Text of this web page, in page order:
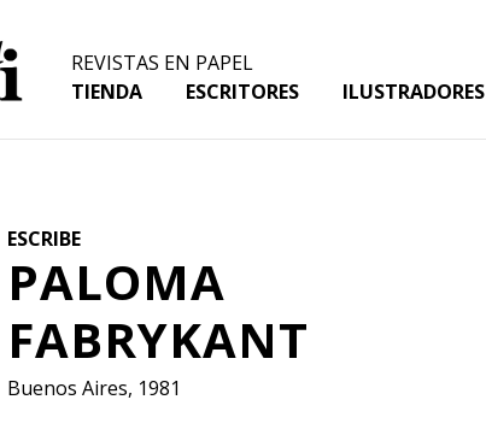
REVISTAS EN PAPEL
TIENDA
ESCRITORES ILUSTRADORES
ESCRIBE
PALOMA
FABRYKANT
Buenos Aires, 1981